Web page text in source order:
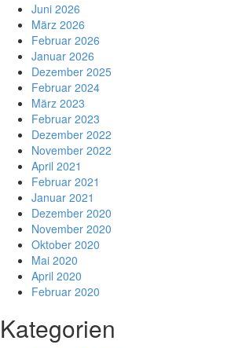
Juni 2026
März 2026
Februar 2026
Januar 2026
Dezember 2025
Februar 2024
März 2023
Februar 2023
Dezember 2022
November 2022
April 2021
Februar 2021
Januar 2021
Dezember 2020
November 2020
Oktober 2020
Mai 2020
April 2020
Februar 2020
Kategorien